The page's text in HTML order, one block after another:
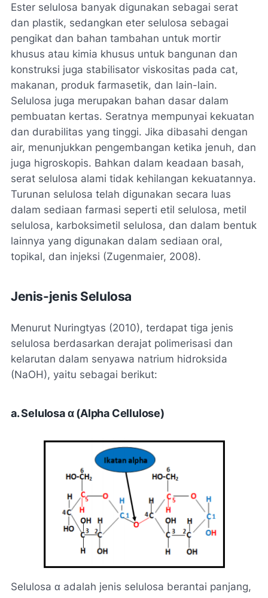
Ester selulosa banyak digunakan sebagai serat
dan plastik, sedangkan eter selulosa sebagai
pengikat dan bahan tambahan untuk mortir
khusus atau kimia khusus untuk bangunan dan
konstruksi juga stabilisator viskositas pada cat,
makanan, produk farmasetik, dan lain-lain.
Selulosa juga merupakan bahan dasar dalam
pembuatan kertas. Seratnya mempunyai kekuatan
dan durabilitas yang tinggi. Jika dibasahi dengan
air, menunjukkan pengembangan ketika jenuh, dan
juga higroskopis. Bahkan dalam keadaan basah,
serat selulosa alami tidak kehilangan kekuatannya.
Turunan selulosa telah digunakan secara luas
dalam sediaan farmasi seperti etil selulosa, metil
selulosa, karboksimetil selulosa, dan dalam bentuk
lainnya yang digunakan dalam sediaan oral,
topikal, dan injeksi (Zugenmaier, 2008).
Jenis-jenis Selulosa
Menurut Nuringtyas (2010), terdapat tiga jenis
selulosa berdasarkan derajat polimerisasi dan
kelarutan dalam senyawa natrium hidroksida
(NaOH), yaitu sebagai berikut:
a. Selulosa α (Alpha Cellulose)
Selulosa α adalah jenis selulosa berantai panjang,